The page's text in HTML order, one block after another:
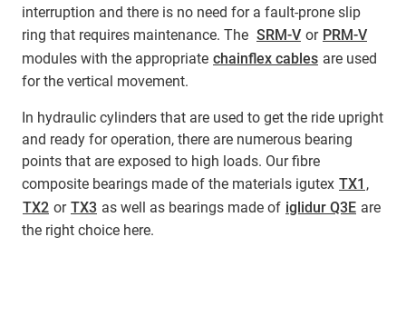
interruption and there is no need for a fault-prone slip
ring that requires maintenance. The SRM-V or PRM-V
modules with the appropriate chainflex cables are used
for the vertical movement.
In hydraulic cylinders that are used to get the ride upright
and ready for operation, there are numerous bearing
points that are exposed to high loads. Our fibre
composite bearings made of the materials igutex TX1 ,
TX2 or TX3 as well as bearings made of iglidur Q3E are
the right choice here.